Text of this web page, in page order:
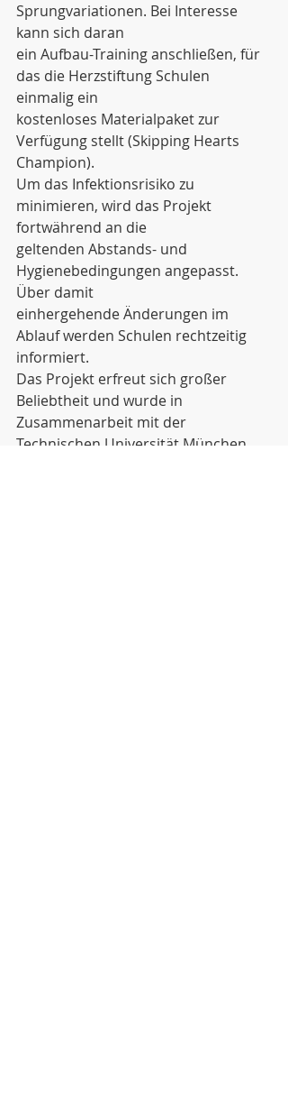
Sprungvariationen. Bei Interesse
kann sich daran
ein Aufbau-Training anschließen, für
das die Herzstiftung Schulen
einmalig ein
kostenloses Materialpaket zur
Verfügung stellt (Skipping Hearts
Champion).
Um das Infektionsrisiko zu
minimieren, wird das Projekt
fortwährend an die
geltenden Abstands- und
Hygienebedingungen angepasst.
Über damit
einhergehende Änderungen im
Ablauf werden Schulen rechtzeitig
informiert.
Das Projekt erfreut sich großer
Beliebtheit und wurde in
Zusammenarbeit mit der
Technischen Universität München